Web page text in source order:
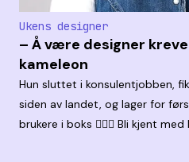
Ukens designer
– Å være designer
kameleon
Hun sluttet i konsulentjobben,
siden av landet, og lager for
brukere i boks 🤹🏼‍♀️ Bli kjent